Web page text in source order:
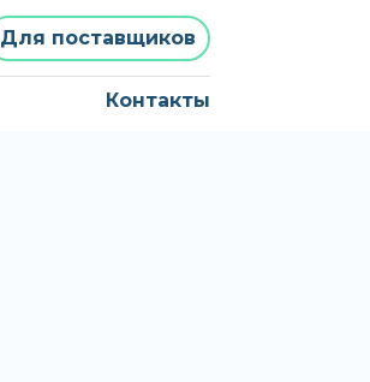
Для поставщиков
Контакты